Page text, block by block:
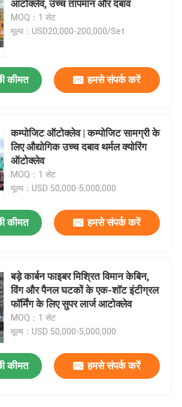
दिया
टैंक
आटोक्लेव, उच्च तापमान और दबाव
MOQ：1 सेट
मूल्य：USD20,000-200,000/Set
कीमत हमसे संपर्क करें
कम्पोजिट ऑटोक्लेव | कम्पोजिट सामग्री के
लिए औद्योगिक उच्च दबाव थर्मल क्योरिंग
ऑटोक्लेव
MOQ：1 सेट
मूल्य：USD 50,000-5,000,000
कीमत हमसे संपर्क करें
बड़े कार्बन फाइबर मिश्रित विमान केबिन,
विंग और पैनल घटकों के एक-शॉट इंटीग्रल
फॉर्मिंग के लिए सुपर लार्ज आटोक्लेव
MOQ：1 सेट
मूल्य：USD 50,000-5,000,000
कीमत हमसे संपर्क करें